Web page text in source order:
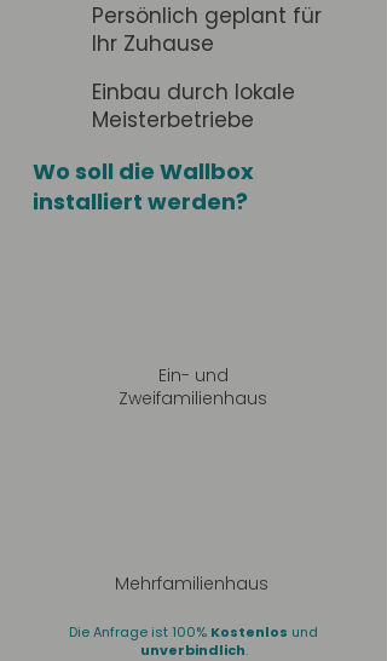
Persönlich geplant für
Ihr Zuhause
Einbau durch lokale
Meisterbetriebe
Wo soll die Wallbox
installiert werden?
Ein- und
Zweifamilienhaus
Mehrfamilienhaus
Die Anfrage ist 100% Kostenlos und
unverbindlich.